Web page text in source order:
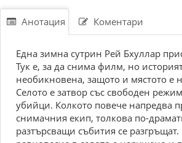
Анотация Коментари
Една зимна сутрин Рей Бхуллар
Тук е, за да снима филм, но
необикновена, защото и мястото е
Селото е затвор със свободен
убийци. Колкото повече напредва
снимачния екип, толкова по-
разтърсващи събития се разгръщат.